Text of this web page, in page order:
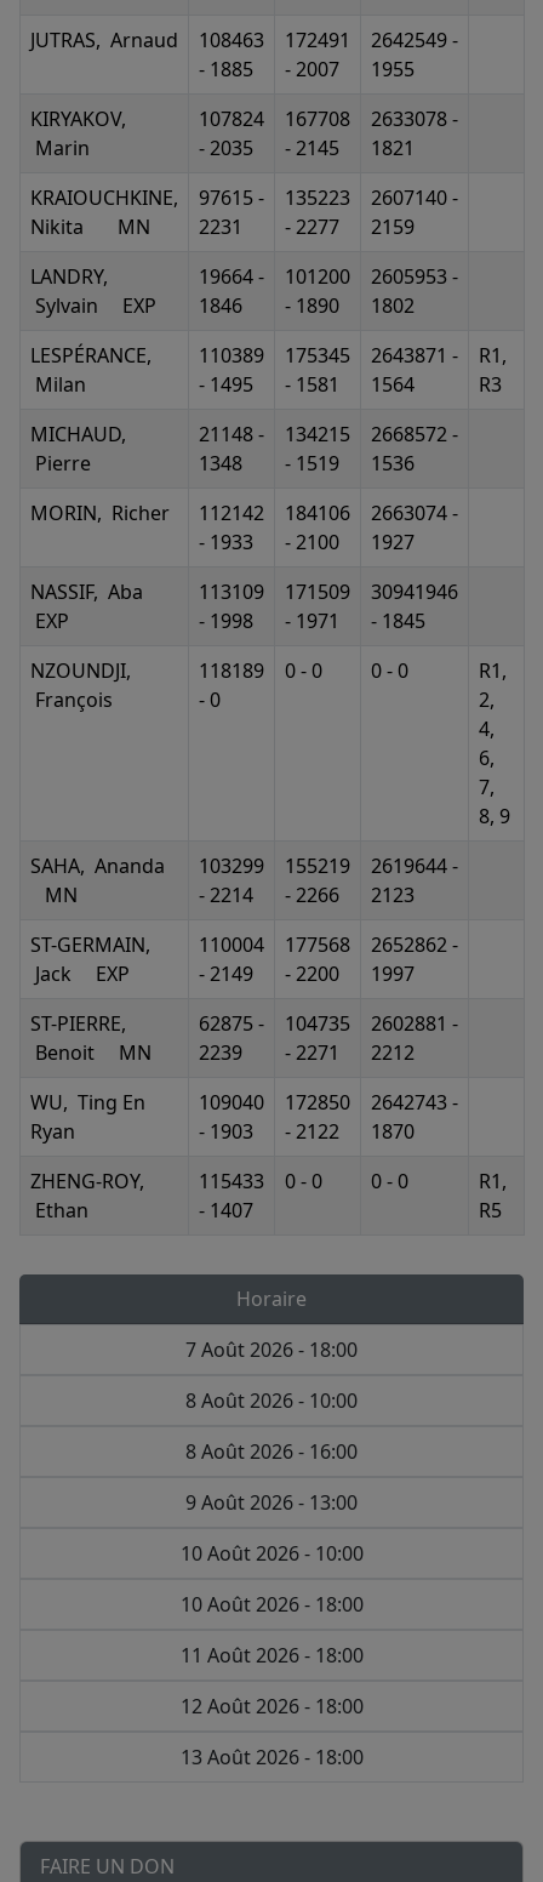
JUTRAS, Arnaud
108463
- 1885
172491
- 2007
2642549 -
1955
KIRYAKOV,
Marin
107824
- 2035
167708
- 2145
2633078 -
1821
KRAIOUCHKINE,
Nikita MN
97615 -
2231
135223
- 2277
2607140 -
2159
LANDRY,
Sylvain EXP
19664 -
1846
101200
- 1890
2605953 -
1802
LESPÉRANCE,
Milan
110389
- 1495
175345
- 1581
2643871 -
1564
R1,
R3
MICHAUD,
Pierre
21148 -
1348
134215
- 1519
2668572 -
1536
MORIN, Richer
112142
- 1933
184106
- 2100
2663074 -
1927
NASSIF, Aba
EXP
113109
- 1998
171509
- 1971
30941946
- 1845
NZOUNDJI,
François
118189
- 0
0 - 0 0 - 0
R1,
2,
4,
6,
7,
8, 9
SAHA, Ananda
MN
103299
- 2214
155219
- 2266
2619644 -
2123
ST-GERMAIN,
Jack EXP
110004
- 2149
177568
- 2200
2652862 -
1997
ST-PIERRE,
Benoit MN
62875 -
2239
104735
- 2271
2602881 -
2212
WU, Ting En
Ryan
109040
- 1903
172850
- 2122
2642743 -
1870
ZHENG-ROY,
Ethan
115433
- 1407
0 - 0 0 - 0
R1,
R5
Horaire
7 Août 2026 - 18:00
8 Août 2026 - 10:00
8 Août 2026 - 16:00
9 Août 2026 - 13:00
10 Août 2026 - 10:00
10 Août 2026 - 18:00
11 Août 2026 - 18:00
12 Août 2026 - 18:00
13 Août 2026 - 18:00
FAIRE UN DON